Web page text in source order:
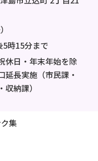
時15分まで
休日・年末年始を除
延長実施（市民課・
納課）
集